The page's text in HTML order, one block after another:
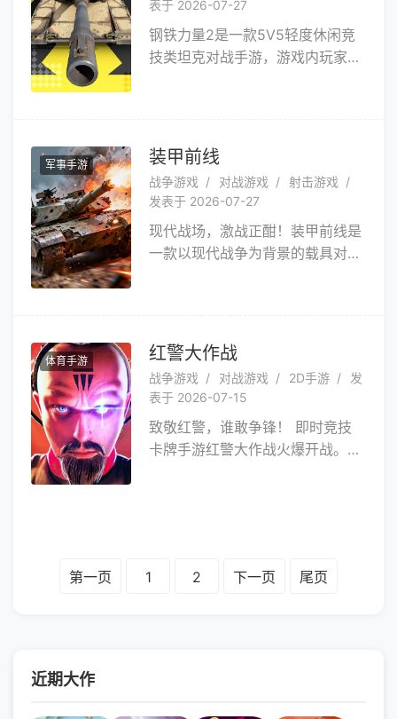
进行天梯、常规、战役、乱斗等多
种模式的战斗。
表于 2026-07-27
钢铁力量2是一款5V5轻度休闲竞
技类坦克对战手游，游戏内玩家可
对抗玩法，每场战斗3~5分钟，玩
家可在每场战斗中挑选3辆坦克随
时随地开启一场刺激的炮火对战。
同时游戏内还添加了独特的坦克技
能、空投舔包等趣味功能，相比传
统坦克战争类游戏有更多的休闲速
球知名坦克，打造属于自己的游戏
兵工厂！
军事手游 装甲前线
战争游戏 对战游戏
射击游戏
发表于 2026-07-27
现代战场，激战正酣！装甲前线是
一款以现代战争为背景的载具对战
友们，来一场由你主导的巅峰对决
吧！
体育手游 红警大作战
战争游戏 对战游戏 2D手游
发
表于 2026-07-15
致敬红警，谁敢争锋！ 即时竞技
卡牌手游红警大作战火爆开战。
第一页 1 2 下一页 尾页
近期大作